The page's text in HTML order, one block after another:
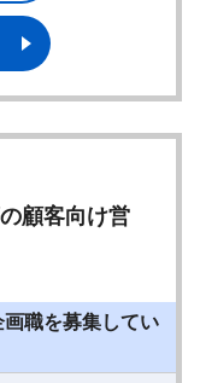
顧客向け営
職を募集してい